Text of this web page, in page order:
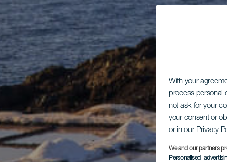
With your
process personal
not ask for your
your consent or
or in our Privacy
We and our partners
Personalised